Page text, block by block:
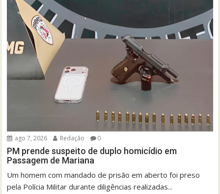
ago 7, 2026 Redação 0
PM prende suspeito de duplo homicídio em
Passagem de Mariana
Um homem com mandado de prisão em aberto foi preso
pela Polícia Militar durante diligências realizadas...